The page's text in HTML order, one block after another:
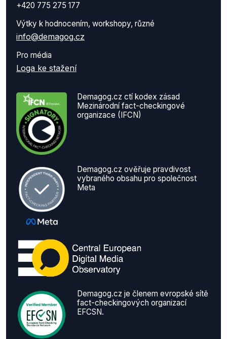
+420 775 275 177
Výtky k hodnocením, workshopy, různé
info@demagog.cz
Pro média
Loga ke stažení
Demagog.cz ctí kodex zásad
Mezinárodní fact-checkingové
organizace (IFCN)
Demagog.cz ověřuje pravdivost
vybraného obsahu pro společnost
Meta
Demagog.cz je členem evropské sítě
fact-checkingových organizací
EFCSN.